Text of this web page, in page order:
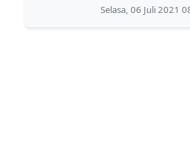
Selasa, 06 Juli 2021